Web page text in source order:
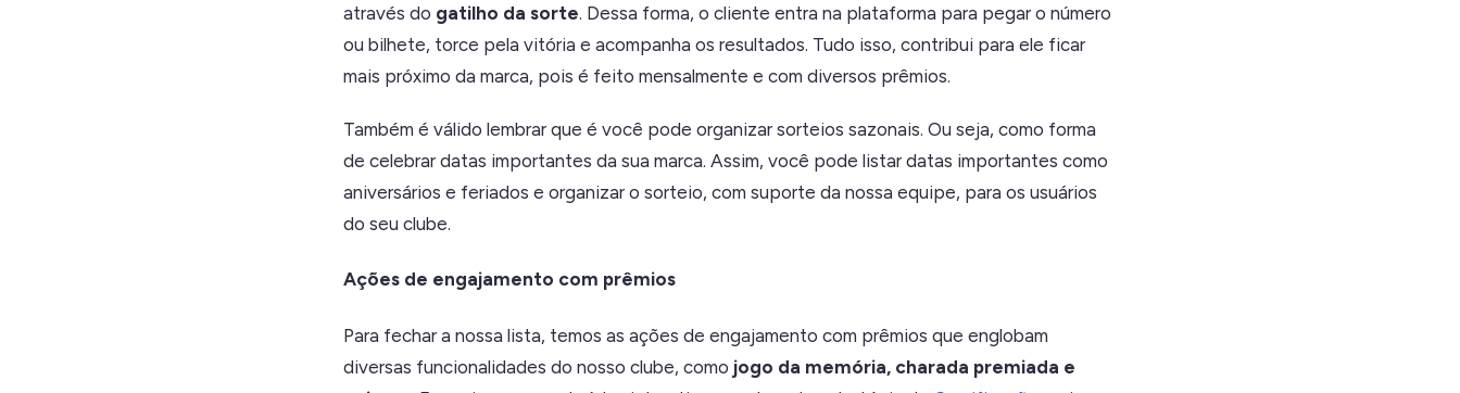
através do gatilho da sorte. Dessa forma, o cliente entra na plataforma para pegar o número
ou bilhete, torce pela vitória e acompanha os resultados. Tudo isso, contribui para ele ficar
mais próximo da marca, pois é feito mensalmente e com diversos prêmios.
Também é válido lembrar que é você pode organizar sorteios sazonais. Ou seja, como forma
de celebrar datas importantes da sua marca. Assim, você pode listar datas importantes como
aniversários e feriados e organizar o sorteio, com suporte da nossa equipe, para os usuários
do seu clube.
Ações de engajamento com prêmios
Para fechar a nossa lista, temos as ações de engajamento com prêmios que englobam
diversas funcionalidades do nosso clube, como jogo da memória, charada premiada e